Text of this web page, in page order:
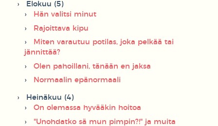
Elokuu (5)
Hän valitsi minut
Rajoittava kipu
Miten varautuu potilas, joka pelkää tai
jännittää?
Olen pahoillani, tänään en jaksa
Normaalin epänormaali
Heinäkuu (4)
On olemassa hyvääkin hoitoa
"Unohdatko sä mun pimpin?!" ja muita